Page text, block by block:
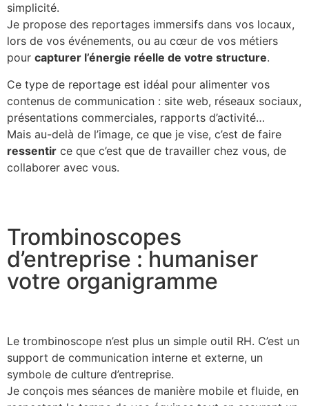
simplicité.
Je propose des reportages immersifs dans vos locaux,
lors de vos événements, ou au cœur de vos métiers
pour capturer l’énergie réelle de votre structure.
Ce type de reportage est idéal pour alimenter vos
contenus de communication : site web, réseaux sociaux,
présentations commerciales, rapports d’activité…
Mais au-delà de l’image, ce que je vise, c’est de faire
ressentir ce que c’est que de travailler chez vous, de
collaborer avec vous.
Trombinoscopes
d’entreprise : humaniser
votre organigramme
Le trombinoscope n’est plus un simple outil RH. C’est un
support de communication interne et externe, un
symbole de culture d’entreprise.
Je conçois mes séances de manière mobile et fluide, en